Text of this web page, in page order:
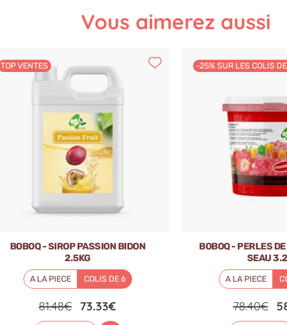
Vous aimerez aussi
TOP VENTES
BOBOQ - SIROP PASSION BIDON
2.5KG
A LA PIECE COLIS DE 6
81.48€ 73.33€
-25% SUR LES COLIS
BOBOQ - PERLES
SEAU
A LA PIECE
78.40€